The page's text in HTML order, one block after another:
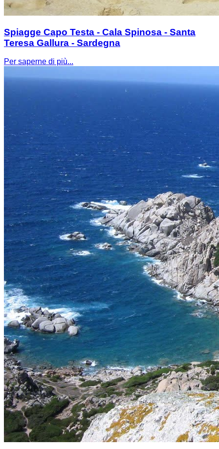
Spiagge Capo Testa - Cala Spinosa - Santa
Teresa Gallura - Sardegna
Per saperne di più...